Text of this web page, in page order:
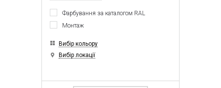
Фарбування за каталогом RAL
Монтаж
Вибір кольору
Вибір локації